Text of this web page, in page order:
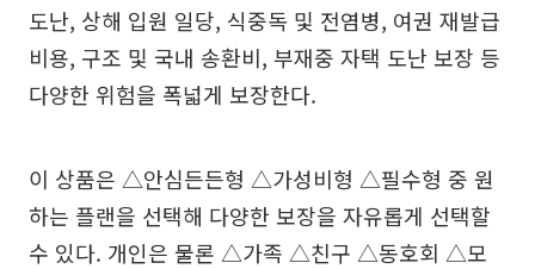
도난, 상해 입원 일당, 식중독 및 전염병, 여권 재발급
비용, 구조 및 국내 송환비, 부재중 자택 도난 보장 등
다양한 위험을 폭넓게 보장한다.
이 상품은 △안심든든형 △가성비형 △필수형 중 원
하는 플랜을 선택해 다양한 보장을 자유롭게 선택할
수 있다. 개인은 물론 △가족 △친구 △동호회 △모